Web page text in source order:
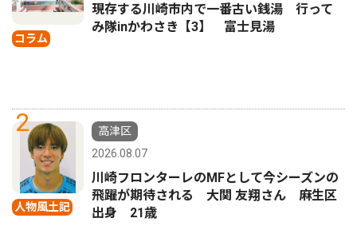
コラム
現存する川崎市内で一番古い銭湯 行って
み隊inかわさき【3】 富士見湯
2
人物風土記
高津区
2026.08.07
川崎フロンターレのMFとして今シーズンの
飛躍が期待される 大関 友翔さん 麻生区
出身 21歳